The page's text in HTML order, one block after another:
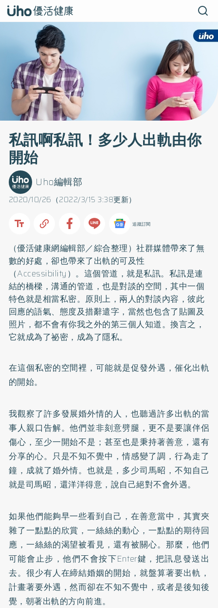
私訊啊私訊！多少人出軌由你
開始
2020/10/26（2022/3/15 3:38更新）
Uho編輯部
追蹤訂閱
（優活健康網編輯部／綜合整理）社群媒體帶來了無
數的好處，卻也帶來了出軌的可及性
（Accessibility）。這個管道，就是私訊。私訊是連
結的橋樑，溝通的管道，也是對談的空間，其中一個
特色就是相當私密。原則上，兩人的對談內容，彼此
回應的語氣、態度及措辭遣字，當然也包含了貼圖及
照片，都不會有你我之外的第三個人知道。換言之，
它就成為了祕密，成為了隱私。
在這個私密的空間裡，可能就是促發外遇，催化出軌
的開始。
我觀察了許多發展婚外情的人，也聽過許多出軌的當
事人親口告解。他們並非刻意劈腿，更不是要讓伴侶
傷心，至少一開始不是；甚至也是秉持著善意，還有
分享的心。只是不知不覺中，情感變了調，行為走了
鐘，成就了婚外情。也就是，多少司馬昭，不知自己
就是司馬昭，還洋洋得意，說自己絕對不會外遇。
如果他們能夠早一些看到自己，在善意當中，其實夾
雜了一點點的欣賞，一絲絲的動心，一點點的期待回
應，一絲絲的渴望被看見，還有被關心。那麼，他們
可能會止步，他們不會按下Enter鍵，把訊息發送出
去。很少有人在締結婚姻的開始，就盤算著要出軌，
計畫著要外遇，然而卻在不知不覺中，或者是後知後
覺，朝著出軌的方向前進。